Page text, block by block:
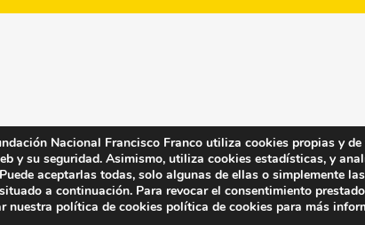
Nacional Francisco Franco utiliza cookies propias y
y su seguridad. Asimismo, utiliza cookies estadísticas, y
aceptarlas todas, solo algunas de ellas o simplemente
a continuación. Para revocar el consentimiento
nuestra política de cookies política de cookies para más